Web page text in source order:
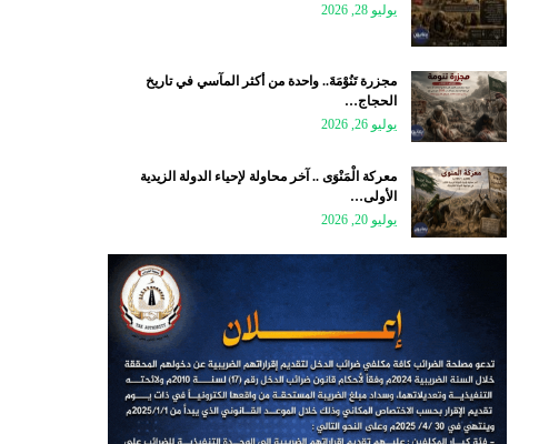
يوليو 28, 2026
مجزرة تَنُوْمَةَ.. واحدة من أكثر المآسي في تاريخ
الحجاج…
يوليو 26, 2026
معركة الْمَنْوَى .. آخر محاولة لإحياء الدولة الزيدية
الأولى…
يوليو 20, 2026